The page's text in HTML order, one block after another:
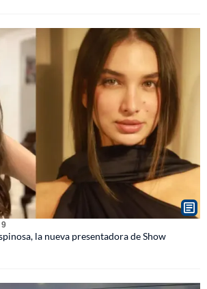
la nueva presentadora de Show